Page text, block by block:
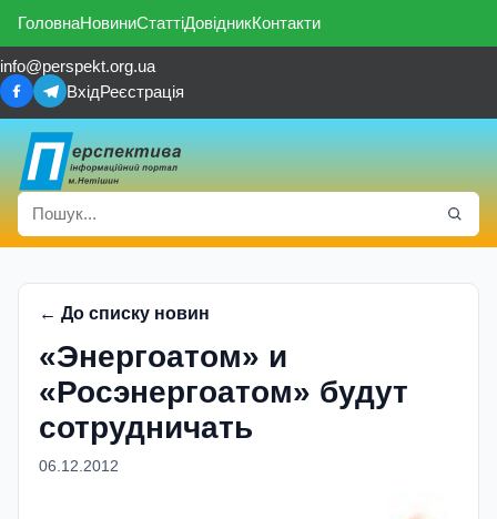
ГоловнаНовиниСтаттіДовідникКонтакти
info@perspekt.org.ua
ВхідРеєстрація
← До списку новин
«Энергоатом» и
«Росэнергоатом» будут
сотрудничать
06.12.2012